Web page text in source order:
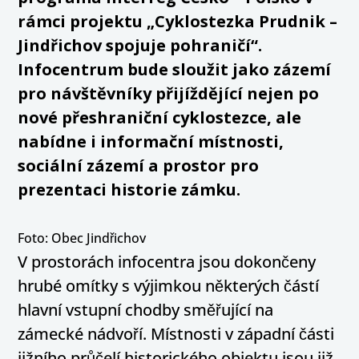
rámci projektu „Cyklostezka Prudnik –
Jindřichov spojuje pohraničí“.
Infocentrum bude sloužit jako zázemí
pro návštěvníky přijíždějící nejen po
nové přeshraniční cyklostezce, ale
nabídne i informační místnosti,
sociální zázemí a prostor pro
prezentaci historie zámku.
Foto: Obec Jindřichov
V prostorách infocentra jsou dokončeny
hrubé omítky s výjimkou některých částí
hlavní vstupní chodby směřující na
zámecké nádvoří. Místnosti v západní části